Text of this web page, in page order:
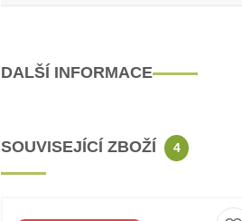
DALŠÍ INFORMACE
SOUVISEJÍCÍ ZBOŽÍ 4